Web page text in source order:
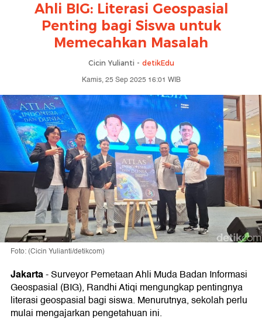
Ahli BIG: Literasi Geospasial
Penting bagi Siswa untuk
Memecahkan Masalah
Cicin Yulianti - detikEdu
Kamis, 25 Sep 2025 16:01 WIB
Foto: (Cicin Yulianti/detikcom)
Jakarta-Surveyor Pemetaan Ahli Muda Badan Informasi
Geospasial (BIG), Randhi Atiqi mengungkap pentingnya
literasi geospasial bagi siswa. Menurutnya, sekolah perlu
mulai mengajarkan pengetahuan ini.